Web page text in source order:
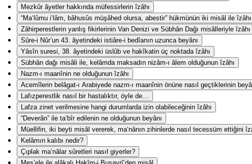
Mezkûr âyetler hakkında müfessirlerin îzâhı
“Ma‘lûmu i‘lâm, bâhusûs müşâhed olursa, abestir” hükmünün iki misâl ile îzâhı
Zâhirperestlerin yanlış fikirlerinin Van Denizi ve Sübhân Dağı misâlleriyle îzâhı
Sûre-i Nûr’un 43. âyetindeki istiâre-i bedîanın uzunca beyânı
Yâsîn suresi, 38. âyetindeki üslûb ve hakîkatin üç noktada îzâhı
Sübhân dağı misâli ile, kelâmda maksadın nizâm-ı âlem olduğunun îzâhı
Nazm-ı maanînin ne olduğunun îzâhı
Acemîlerin belâgat-ı Arabiyede nazm-ı maanînin önüne nasıl geçtiklerinin
Lafızperestlik nasıl bir hastalıktır, öyle de…
Lafza zinet verilmesine hangi durumlarda izin olabileceğinin îzâhı
“Deverân” ile ta‘bîr edilenin ne olduğunun beyânı
Müellifin, iki beyti misâl vererek, ma‘nânın zihinlerde nasıl tecessüm ettiğini
Kelâmın kalıbı nedir?
Çıplak ma‘nâlar sûretleri nasıl giyerler?